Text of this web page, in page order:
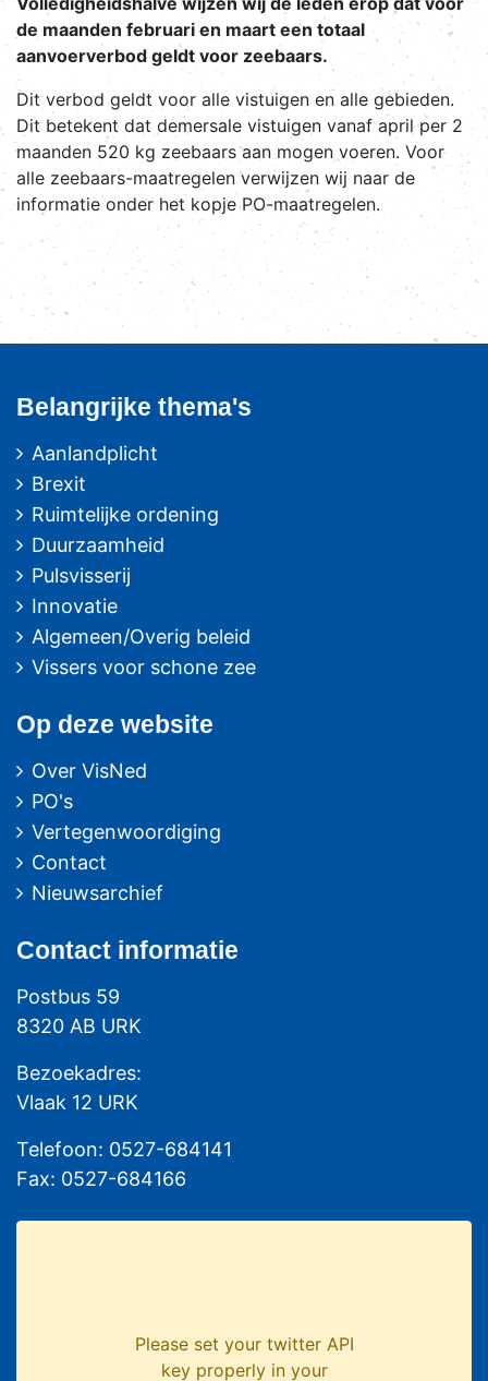
de maanden februari en maart een totaal
aanvoerverbod geldt voor zeebaars.
Dit verbod geldt voor alle vistuigen en alle gebieden.
Dit betekent dat demersale vistuigen vanaf april per 2
maanden 520 kg zeebaars aan mogen voeren. Voor
alle zeebaars-maatregelen verwijzen wij naar de
informatie onder het kopje PO-maatregelen.
Belangrijke thema's
Aanlandplicht
Brexit
Ruimtelijke ordening
Duurzaamheid
Pulsvisserij
Innovatie
Algemeen/Overig beleid
Vissers voor schone zee
Op deze website
Over VisNed
PO's
Vertegenwoordiging
Contact
Nieuwsarchief
Contact informatie
Postbus 59
8320 AB URK
Bezoekadres:
Vlaak 12 URK
Telefoon: 0527-684141
Fax: 0527-684166
Please set your twitter API
key properly in your